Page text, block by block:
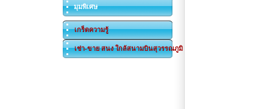
มุมพิเศษ
เกร็ดความรู้
เช่า-ขาย สนง ใกล้สนามบินสุวรรณภูมิ